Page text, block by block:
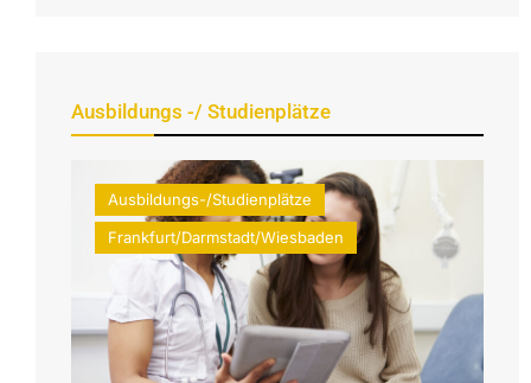
Ausbildungs -/ Studienplätze
Ausbildungs-/Studienplätze
Frankfurt/Darmstadt/Wiesbaden